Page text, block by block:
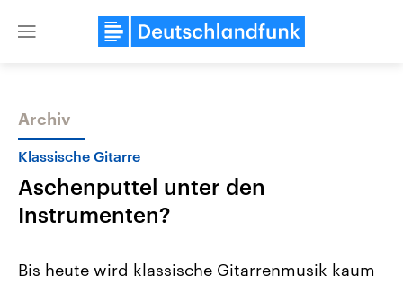
Close
Themen
Archiv
Klassische Gitarre
Aschenputtel unter den
Instrumenten?
Bis heute wird klassische Gitarrenmusik kaum